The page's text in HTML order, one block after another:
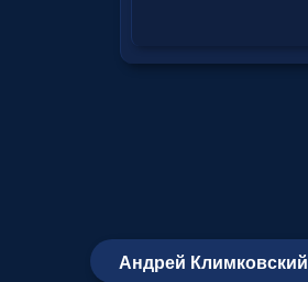
Андрей Климковский